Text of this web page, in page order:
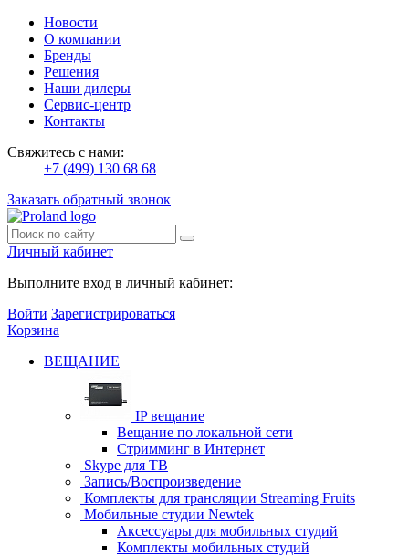
Новости
О компании
Бренды
Решения
Наши дилеры
Сервис-центр
Контакты
Свяжитесь с нами:
+7 (499) 130 68 68
Заказать обратный звонок
Личный кабинет
Выполните вход в личный кабинет:
Войти Зарегистрироваться
Корзина
ВЕЩАНИЕ
IP вещание
Вещание по локальной сети
Стримминг в Интернет
Skype для ТВ
Запись/Воспроизведение
Комплекты для трансляции Streaming Fruits
Мобильные студии Newtek
Аксессуары для мобильных студий
Комплекты мобильных студий